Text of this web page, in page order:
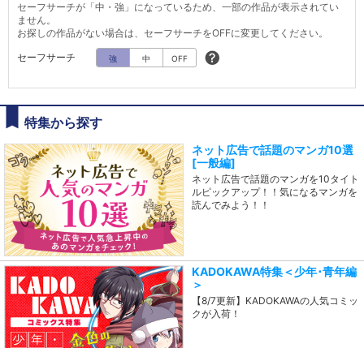
セーフサーチが「中・強」になっているため、一部の作品が表示されてい
ません。
お探しの作品がない場合は、セーフサーチをOFFに変更してください。
セーフサーチ
強 中 OFF
特集から探す
ネット広告で話題のマンガ10選
[一般編]
ネット広告で話題のマンガを10タイト
ルピックアップ！！気になるマンガを
読んでみよう！！
KADOKAWA特集＜少年･青年編
＞
【8/7更新】KADOKAWAの人気コミッ
クが入荷！